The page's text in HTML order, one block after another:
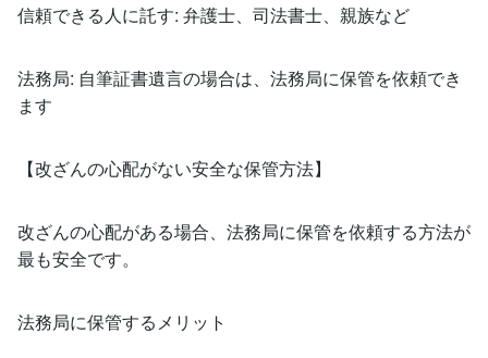
信頼できる人に託す: 弁護士、司法書士、親族など
法務局: 自筆証書遺言の場合は、法務局に保管を依頼でき
ます
【改ざんの心配がない安全な保管方法】
改ざんの心配がある場合、法務局に保管を依頼する方法が
最も安全です。
法務局に保管するメリット